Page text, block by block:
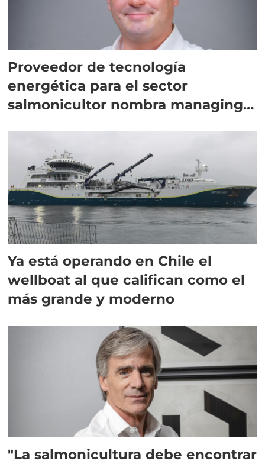
Proveedor de tecnología
energética para el sector
salmonicultor nombra managing
Ya está operando en Chile el
wellboat al que califican como el
más grande y moderno
"La salmonicultura debe encontrar